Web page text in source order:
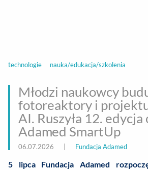
technologie nauka/edukacja/szkolenia
Młodzi naukowcy
fotoreaktory i
AI. Ruszyła 12. edycja
Adamed SmartUp
06.07.2026 Fundacja Adamed
5 lipca Fundacja Adamed